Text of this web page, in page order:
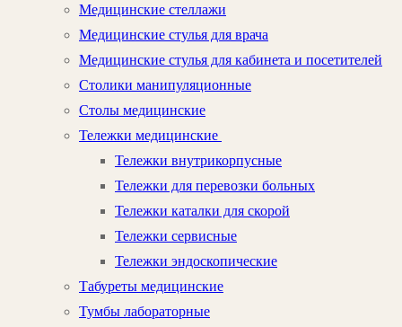
Медицинские стеллажи
Медицинские стулья для врача
Медицинские стулья для кабинета и посетителей
Столики манипуляционные
Столы медицинские
Тележки медицинские
Тележки внутрикорпусные
Тележки для перевозки больных
Тележки каталки для скорой
Тележки сервисные
Тележки эндоскопические
Табуреты медицинские
Тумбы лабораторные